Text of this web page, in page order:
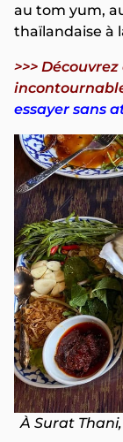
au tom yum,
thaïlandaise à
>>>
essayer sans
À Surat